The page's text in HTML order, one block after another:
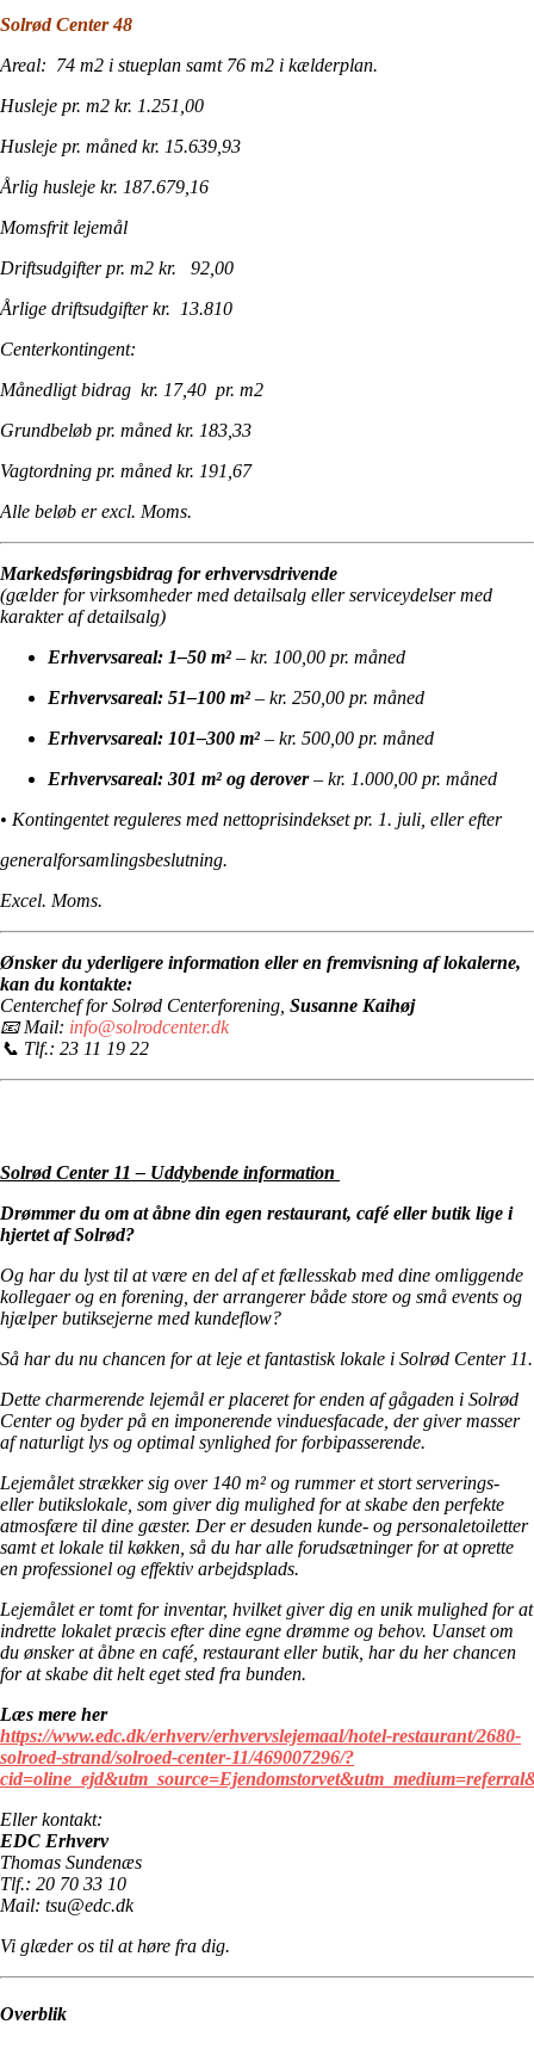
Solrød Center 48
Areal: 74 m2 i stueplan samt 76 m2 i kælderplan.
Husleje pr. m2 kr. 1.251,00
Husleje pr. måned kr. 15.639,93
Årlig husleje kr. 187.679,16
Momsfrit lejemål
Driftsudgifter pr. m2 kr. 92,00
Årlige driftsudgifter kr. 13.810
Centerkontingent:
Månedligt bidrag kr. 17,40 pr. m2
Grundbeløb pr. måned kr. 183,33
Vagtordning pr. måned kr. 191,67
Alle beløb er excl. Moms.
Markedsføringsbidrag for erhvervsdrivende
(gælder for virksomheder med detailsalg eller serviceydelser med
karakter af detailsalg)
Erhvervsareal: 1–50 m² – kr. 100,00 pr. måned
Erhvervsareal: 51–100 m² – kr. 250,00 pr. måned
Erhvervsareal: 101–300 m² – kr. 500,00 pr. måned
Erhvervsareal: 301 m² og derover– kr. 1.000,00 pr. måned
• Kontingentet reguleres med nettoprisindekset pr. 1. juli, eller efter
generalforsamlingsbeslutning.
Excel. Moms.
Ønsker du yderligere information eller en fremvisning af lokalerne,
kan du kontakte:
Centerchef for Solrød Centerforening, Susanne Kaihøj
📧 Mail: info@solrodcenter.dk
📞 Tlf.: 23 11 19 22
Solrød Center 11 – Uddybende information
Drømmer du om at åbne din egen restaurant, café eller butik lige i
hjertet af Solrød?
Og har du lyst til at være en del af et fællesskab med dine omliggende
kollegaer og en forening, der arrangerer både store og små events og
hjælper butiksejerne med kundeflow?
Så har du nu chancen for at leje et fantastisk lokale i Solrød Center 11.
Dette charmerende lejemål er placeret for enden af gågaden i Solrød
Center og byder på en imponerende vinduesfacade, der giver masser
af naturligt lys og optimal synlighed for forbipasserende.
Lejemålet strækker sig over 140 m² og rummer et stort serverings-
eller butikslokale, som giver dig mulighed for at skabe den perfekte
atmosfære til dine gæster. Der er desuden kunde- og personaletoiletter
samt et lokale til køkken, så du har alle forudsætninger for at oprette
en professionel og effektiv arbejdsplads.
Lejemålet er tomt for inventar, hvilket giver dig en unik mulighed for at
indrette lokalet præcis efter dine egne drømme og behov. Uanset om
du ønsker at åbne en café, restaurant eller butik, har du her chancen
for at skabe dit helt eget sted fra bunden.
Læs mere her
https://www.edc.dk/erhverv/erhvervslejemaal/hotel-restaurant/2680-
solroed-strand/solroed-center-11/469007296/?
Eller kontakt:
EDC Erhverv
Thomas Sundenæs
Tlf.: 20 70 33 10
Mail: tsu@edc.dk
Vi glæder os til at høre fra dig.
Overblik